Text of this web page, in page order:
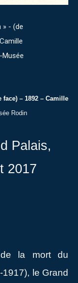
– 1892 – Camille
Rodin
Palais,
2017
la mort du
le Grand